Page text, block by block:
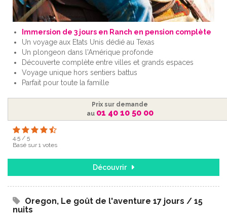
Immersion de 3 jours en Ranch en pension complète
Un voyage aux Etats Unis dédié au Texas
Un plongeon dans l'Amérique profonde
Découverte complète entre villes et grands espaces
Voyage unique hors sentiers battus
Parfait pour toute la famille
Prix sur demande
au 01 40 10 50 00
4.5 / 5
Basé sur1 votes
Découvrir
Oregon, Le goût de l'aventure 17 jours / 15
nuits